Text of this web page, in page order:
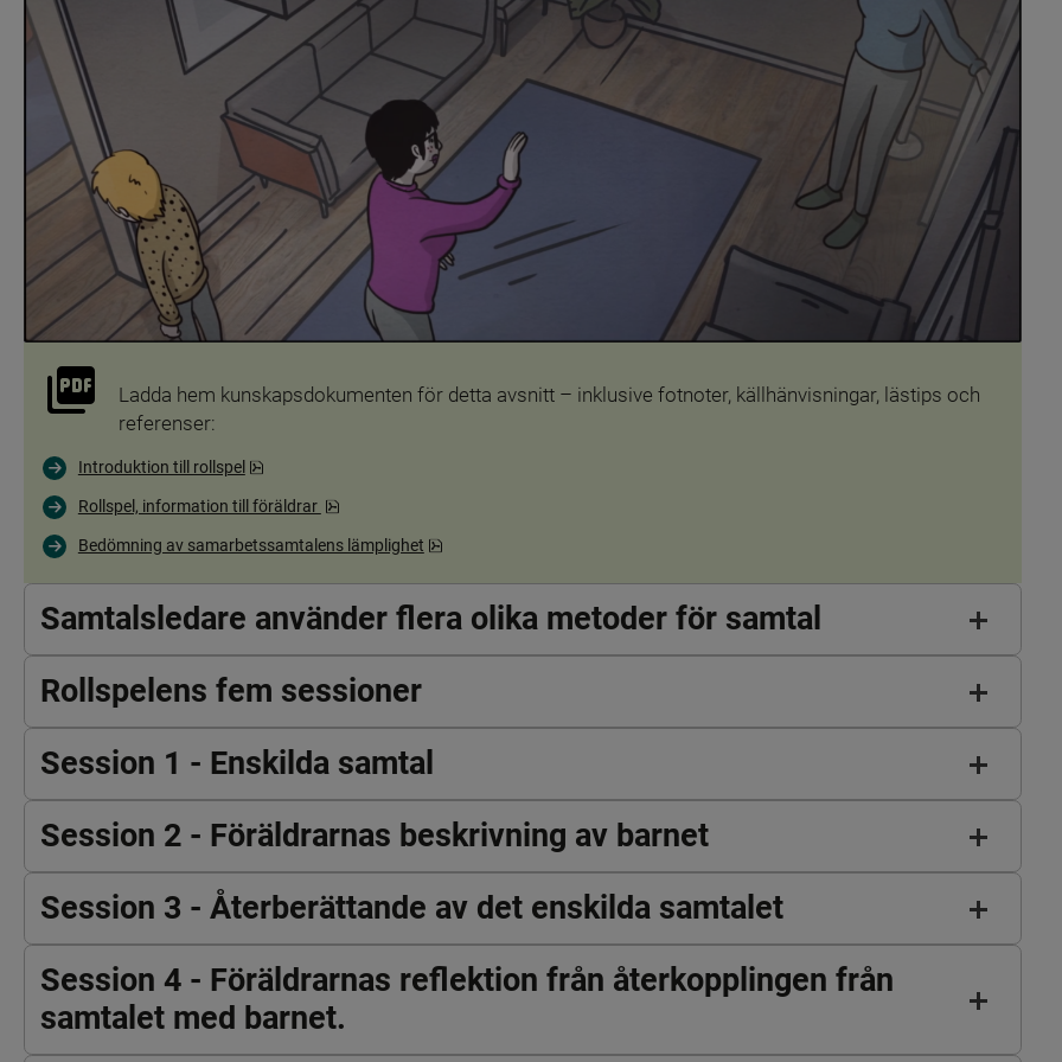
Ladda hem kunskapsdokumenten för detta avsnitt – inklusive fotnoter, källhänvisningar, lästips och
referenser:
Introduktion till rollspel pdf, 164.6 kB.
Rollspel, information till föräldrar pdf, 84.1 kB.
Bedömning av samarbetssamtalens lämplighet pdf, 100.5 kB.
Samtalsledare använder flera olika metoder för samtal
Rollspelens fem sessioner
Session 1 - Enskilda samtal
Session 2 - Föräldrarnas beskrivning av barnet
Session 3 - Återberättande av det enskilda samtalet
Session 4 - Föräldrarnas reflektion från återkopplingen från
samtalet med barnet.